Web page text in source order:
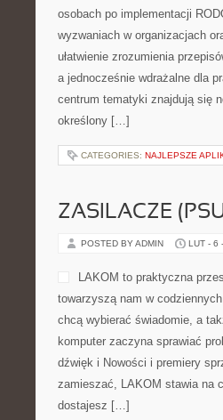
osobach po implementacji
wyzwaniach w organizacjach
ułatwienie zrozumienia
a jednocześnie wdrażalne dla
centrum tematyki znajdują się
określony […]
CATEGORIES: NAJLEPSZE
ZASILACZE
POSTED BY ADMIN LUT - 6
LAKOM to praktyczna
towarzyszą nam w
chcą wybierać świadomie, a
komputer zaczyna sprawiać
dźwięk i Nowości i premiery
zamieszać, LAKOM stawia na
dostajesz […]